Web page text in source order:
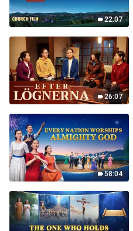
22:07
26:07
58:04